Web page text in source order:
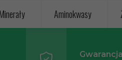
Minerały Aminokwasy
Gwarancja